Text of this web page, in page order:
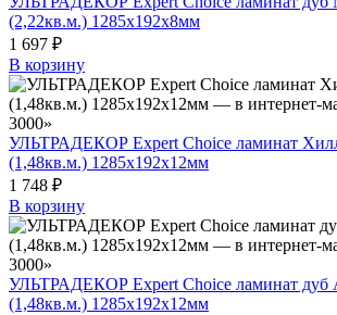
(2,22кв.м.) 1285х192х8мм
1 697 ₽
В корзину
УЛЬТРАДЕКОР Expert Choice ламинат
(1,48кв.м.) 1285х192х12мм
1 748 ₽
В корзину
УЛЬТРАДЕКОР Expert Choice ламинат дуб
(1,48кв.м.) 1285х192х12мм